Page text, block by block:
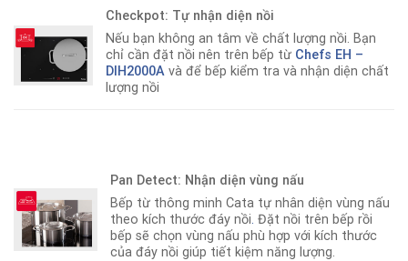
Checkpot: Tự nhận diện nồi
Nếu bạn không an tâm về chất lượng nồi. Bạn
chỉ cần đặt nồi nên trên bếp từ Chefs EH –
DIH2000A và để bếp kiểm tra và nhận diện chất
lượng nồi
Pan Detect: Nhận diện vùng nấu
Bếp từ thông minh Cata tự nhân diện vùng nấu
theo kích thước đáy nồi. Đặt nồi trên bếp rồi
bếp sẽ chọn vùng nấu phù hợp với kích thước
của đáy nồi giúp tiết kiệm năng lượng.